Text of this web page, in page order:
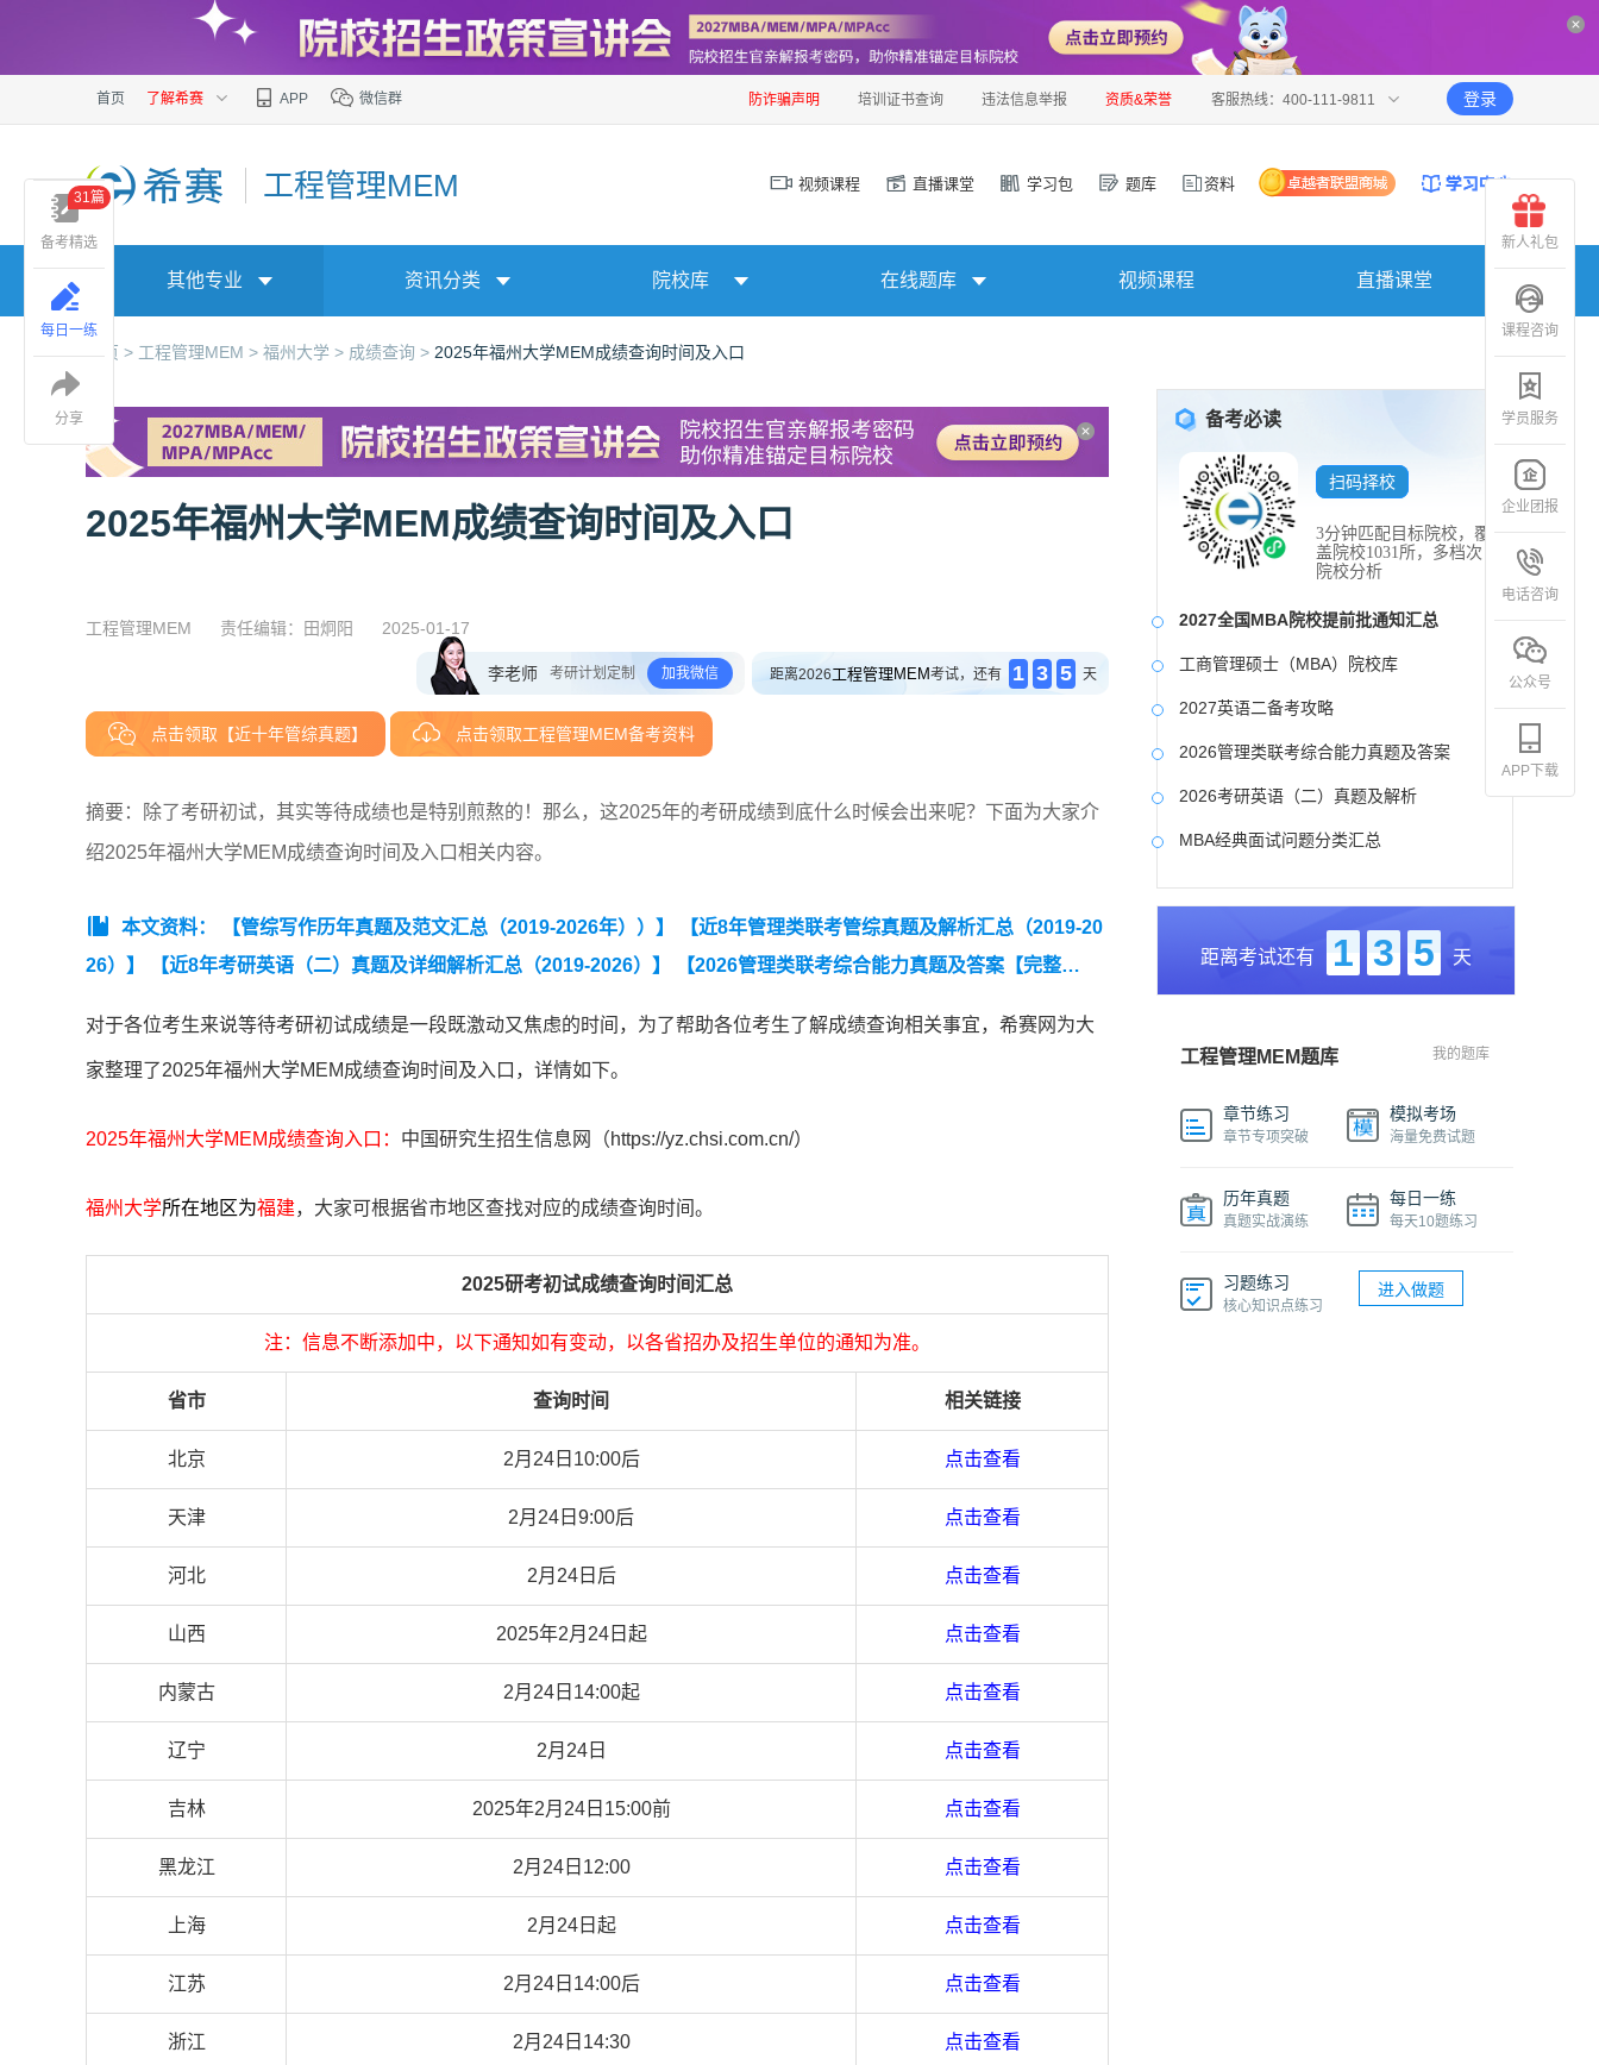
首页 了解希赛 APP 微信群 防诈骗声明 培训证书查询 违法信息举报 资质&荣誉 客服热线：400-111-9811 登录
工程管理MEM 视频课程 直播课堂 学习包 题库 资料
其他专业 资讯分类 院校库 在线题库 视频课程 直播课堂
首页 > 工程管理MEM > 福州大学 > 成绩查询 > 2025年福州大学MEM成绩查询时间及入口
2025年福州大学MEM成绩查询时间及入口
工程管理MEM 责任编辑：田炯阳 2025-01-17
李老师 考研计划定制 加我微信 距离2026工程管理MEM考试，还有 1 3 5 天
点击领取【近十年管综真题】 点击领取工程管理MEM备考资料
摘要：除了考研初试，其实等待成绩也是特别煎熬的！那么，这2025年的考研成绩到底什么时候会出来呢？下面为大家介
绍2025年福州大学MEM成绩查询时间及入口相关内容。
本文资料： 【管综写作历年真题及范文汇总（2019-2026年））】
【近8年管理类联考管综真题及解析汇总（2019-20
26）】
【近8年考研英语（二）真题及详细解析汇总（2019-2026）】
【2026管理类联考综合能力真题及答案【完整
对于各位考生来说等待考研初试成绩是一段既激动又焦虑的时间，为了帮助各位考生了解成绩查询相关事宜，希赛网为大
家整理了2025年福州大学MEM成绩查询时间及入口，详情如下。
2025年福州大学MEM成绩查询入口： 中国研究生招生信息网（https://yz.chsi.com.cn/）
福州大学所在地区为福建，大家可根据省市地区查找对应的成绩查询时间。
2025研考初试成绩查询时间汇总
注：信息不断添加中，以下通知如有变动，以各省招办及招生单位的通知为准。
省市 查询时间 相关链接
北京 2月24日10:00后 点击查看
天津 2月24日9:00后 点击查看
河北 2月24日后 点击查看
山西 2025年2月24日起 点击查看
内蒙古 2月24日14:00起 点击查看
辽宁 2月24日 点击查看
吉林 2025年2月24日15:00前 点击查看
黑龙江 2月24日12:00 点击查看
上海 2月24日起 点击查看
江苏 2月24日14:00后 点击查看
浙江 2月24日14:30 点击查看
备考必读
扫码择校
3分钟匹配目标院校，覆
盖院校1031所，多档次
院校分析
2027全国MBA院校提前批通知汇总
工商管理硕士（MBA）院校库
2027英语二备考攻略
2026管理类联考综合能力真题及答案
2026考研英语（二）真题及解析
MBA经典面试问题分类汇总
2017-2025近九年各科真题及详细解析
考研英语（二）试题库
2027写作备考攻略
距离考试还有 1 3 5 天
工程管理MEM题库 我的题库
章节练习
章节专项突破
模拟考场
海量免费试题
历年真题
真题实战演练
每日一练
每天10题练习
习题练习
核心知识点练习
进入做题
备考精选
31篇
每日一练
分享
新人礼包
课程咨询
学员服务
企业团报
电话咨询
公众号
APP下载